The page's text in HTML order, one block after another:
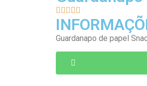
    
Guardanapo de papel